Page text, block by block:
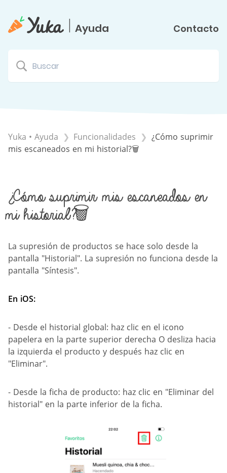
| Ayuda Contacto
Yuka • Ayuda ​Funcionalidades
¿Cómo suprimir
mis escaneados en mi historial?🗑
¿Cómo suprimir mis escaneados en
mi historial?🗑
La supresión de productos se hace solo desde la
pantalla "Historial". La supresión no funciona desde la
pantalla "Síntesis".
En iOS:
- Desde el historial global: haz clic en el icono
papelera en la parte superior derecha O desliza hacia
la izquierda el producto y después haz clic en
"Eliminar".
- Desde la ficha de producto: haz clic en "Eliminar del
historial" en la parte inferior de la ficha.